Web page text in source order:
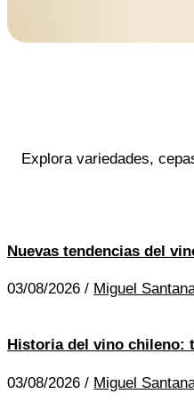
Explora variedades,
Nuevas tendencias del
03/08/2026 / Miguel
Historia del vino chileno:
03/08/2026 / Miguel